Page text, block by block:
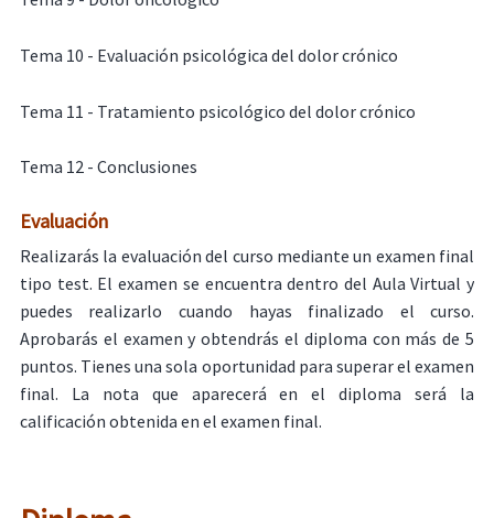
Tema 10 - Evaluación psicológica del dolor crónico
Tema 11 - Tratamiento psicológico del dolor crónico
Tema 12 - Conclusiones
Evaluación
Realizarás la evaluación del curso mediante un examen final
tipo test. El examen se encuentra dentro del Aula Virtual y
puedes realizarlo cuando hayas finalizado el curso.
Aprobarás el examen y obtendrás el diploma con más de 5
puntos. Tienes una sola oportunidad para superar el examen
final. La nota que aparecerá en el diploma será la
calificación obtenida en el examen final.